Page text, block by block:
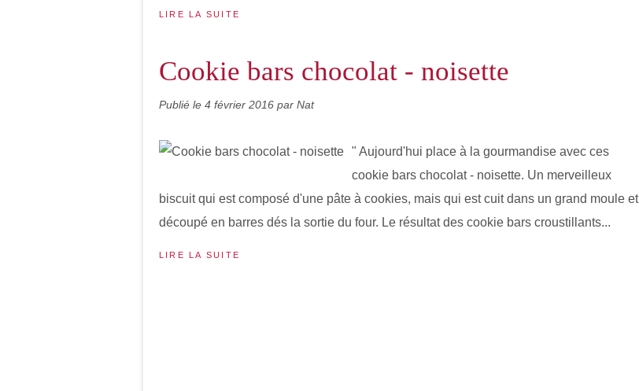
LIRE LA SUITE
Cookie bars chocolat - noisette
Publié le 4 février 2016 par Nat
" Aujourd'hui place à la gourmandise avec ces
cookie bars chocolat - noisette. Un merveilleux
biscuit qui est composé d'une pâte à cookies, mais qui est cuit dans un grand moule et
découpé en barres dés la sortie du four. Le résultat des cookie bars croustillants...
LIRE LA SUITE